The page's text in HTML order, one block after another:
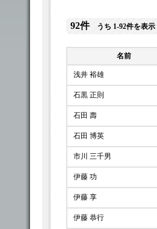
92件うち 1-92件を表示
名前
浅井 裕雄
石黒 正則
石田 壽
石田 博英
市川 三千男
伊藤 功
伊藤 享
伊藤 恭行